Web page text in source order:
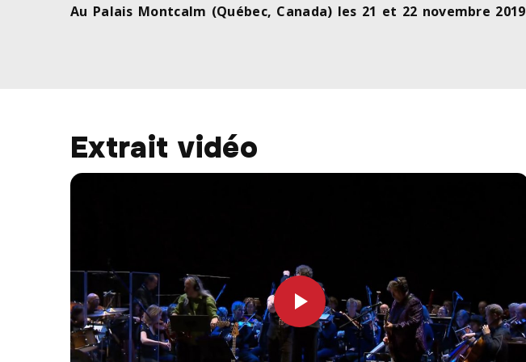
Au Palais Montcalm (Québec, Canada) les 21 et 22 novembre 2019
Extrait vidéo